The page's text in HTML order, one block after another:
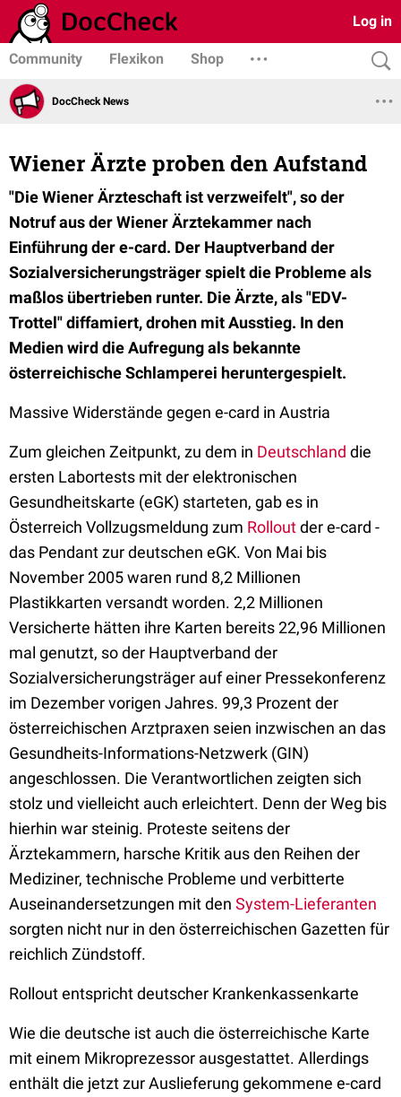
Log in
Community Flexikon Shop
DocCheck News
Wiener Ärzte proben den Aufstand
"Die Wiener Ärzteschaft ist verzweifelt", so der
Notruf aus der Wiener Ärztekammer nach
Einführung der e-card. Der Hauptverband der
Sozialversicherungsträger spielt die Probleme als
maßlos übertrieben runter. Die Ärzte, als "EDV-
Trottel" diffamiert, drohen mit Ausstieg. In den
Medien wird die Aufregung als bekannte
österreichische Schlamperei heruntergespielt.
Massive Widerstände gegen e-card in Austria
Zum gleichen Zeitpunkt, zu dem in Deutschland die
ersten Labortests mit der elektronischen
Gesundheitskarte (eGK) starteten, gab es in
Österreich Vollzugsmeldung zum Rolloutder e-card -
das Pendant zur deutschen eGK. Von Mai bis
November 2005 waren rund 8,2 Millionen
Plastikkarten versandt worden. 2,2 Millionen
Versicherte hätten ihre Karten bereits 22,96 Millionen
mal genutzt, so der Hauptverband der
Sozialversicherungsträger auf einer Pressekonferenz
im Dezember vorigen Jahres. 99,3 Prozent der
österreichischen Arztpraxen seien inzwischen an das
Gesundheits-Informations-Netzwerk (GIN)
angeschlossen. Die Verantwortlichen zeigten sich
stolz und vielleicht auch erleichtert. Denn der Weg bis
hierhin war steinig. Proteste seitens der
Ärztekammern, harsche Kritik aus den Reihen der
Mediziner, technische Probleme und verbitterte
Auseinandersetzungen mit den System-Lieferanten
sorgten nicht nur in den österreichischen Gazetten für
reichlich Zündstoff.
Rollout entspricht deutscher Krankenkassenkarte
Wie die deutsche ist auch die österreichische Karte
mit einem Mikroprezessor ausgestattet. Allerdings
enthält die jetzt zur Auslieferung gekommene e-card